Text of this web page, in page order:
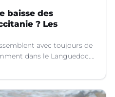
baisse des
? Les
avec toujours de
dans le Languedoc.